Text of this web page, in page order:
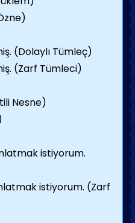
(Dolaylı Tümleç)
(Zarf Tümleci)
Nesne)
istiyorum.
istiyorum. (Zarf